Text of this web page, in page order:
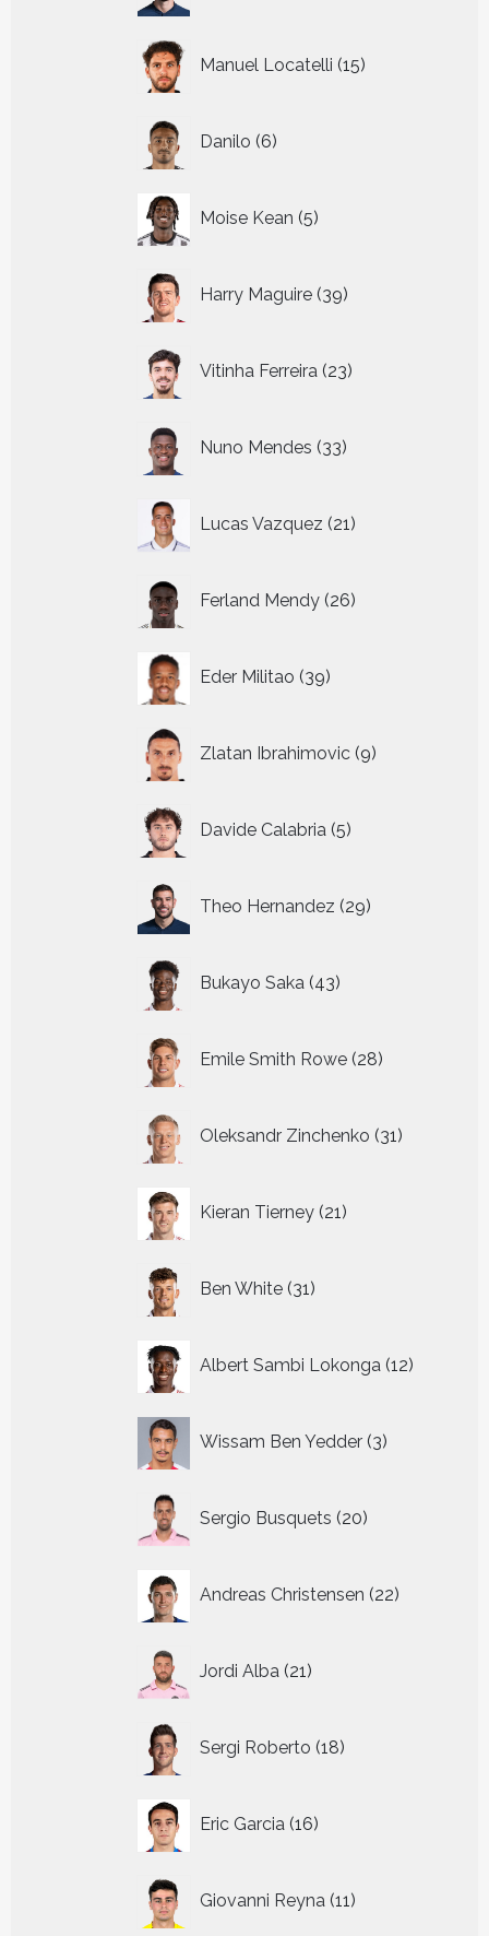
Manuel Locatelli 15
producten
Danilo 6
producten
Moise Kean 5
producten
Harry Maguire 39
producten
Vitinha Ferreira 23
producten
Nuno Mendes 33
producten
Lucas Vazquez 21
producten
Ferland Mendy 26
producten
Eder Militao 39
producten
Zlatan Ibrahimovic 9
producten
Davide Calabria 5
producten
Theo Hernandez 29
producten
Bukayo Saka 43
producten
Emile Smith Rowe 28
producten
Oleksandr Zinchenko 31
producten
Kieran Tierney 21
producten
Ben White 31
producten
Albert Sambi Lokonga 12
Wissam Ben Yedder 3
producten
Sergio Busquets 20
producten
Andreas Christensen 22
producten
Jordi Alba 21
producten
Sergi Roberto 18
producten
Eric Garcia 16
producten
Giovanni Reyna 11
producten